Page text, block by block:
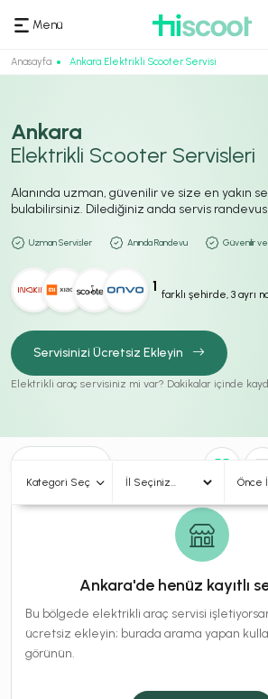
Menü
Anasayfa Ankara Elektrikli Scooter Servisi
Ankara
Elektrikli Scooter Servisleri
Alanında uzman, güvenilir ve size en yakın
bulabilirsiniz. Dilediğiniz anda servis
Uzman Servisler Anında Randevu Güvenilir
1 farklı şehirde, 3 ayrı
Servisinizi Ücretsiz Ekleyin
Elektrikli araç servisiniz mi var? Dakikalar içinde
Kategori Seç
Ankara'de henüz kayıtlı
Bu bölgede elektrikli araç servisi
ücretsiz ekleyin; burada arama yapan
görünün.